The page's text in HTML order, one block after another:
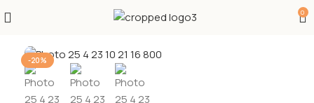
0
-20%